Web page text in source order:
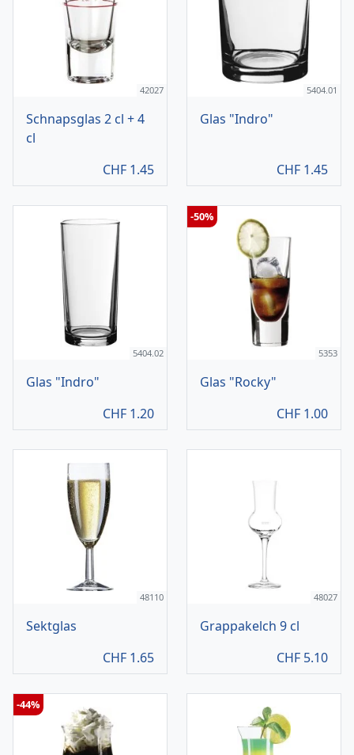
42027
Schnapsglas 2 cl + 4
cl
CHF 1.45
5404.01
Glas "Indro"
CHF 1.45
5404.02
Glas "Indro"
CHF 1.20
5353
Glas "Rocky"
CHF 1.00
-50%
48110
Sektglas
CHF 1.65
48027
Grappakelch 9 cl
CHF 5.10
-44%